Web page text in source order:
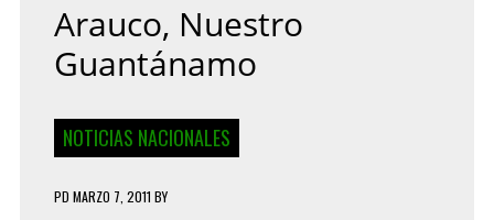
Arauco, Nuestro
Guantánamo
NOTICIAS NACIONALES
PD MARZO 7, 2011 BY